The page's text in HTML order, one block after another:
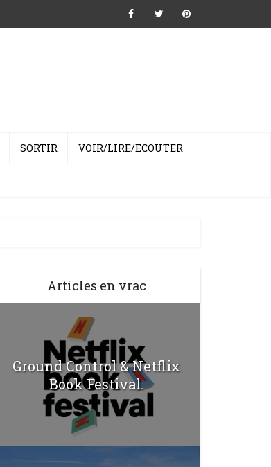
SORTIR VOIR/LIRE/ECOUTER
Articles en vrac
Ground Control & Netflix
Book Festival.